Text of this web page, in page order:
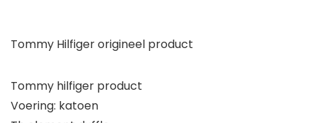
Tommy Hilfiger origineel product
Tommy hilfiger product
Voering: katoen